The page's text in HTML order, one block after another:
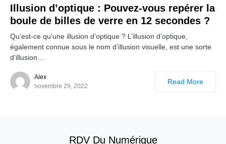
Illusion d’optique : Pouvez-vous repérer la
boule de billes de verre en 12 secondes ?
Qu’est-ce qu’une illusion d’optique ? L’illusion d’optique,
également connue sous le nom d’illusion visuelle, est une sorte
d’illusion…
Alex
novembre 29, 2022
Read More
RDV Du Numérique